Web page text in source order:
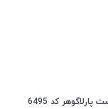
کد 6495